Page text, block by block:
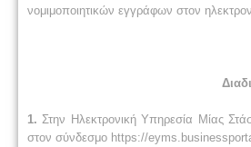
νομιμοποιητικών εγγράφων στον
1. Στην Ηλεκτρονική Υπηρεσία Μίας
στον σύνδεσμο https://